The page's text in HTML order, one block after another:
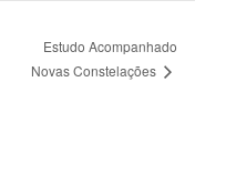
Estudo Acompanhado
Novas Constelações